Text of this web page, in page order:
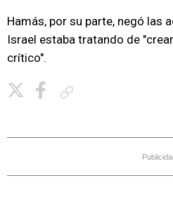
Hamás, por su parte, negó las
Israel estaba tratando de
crítico".